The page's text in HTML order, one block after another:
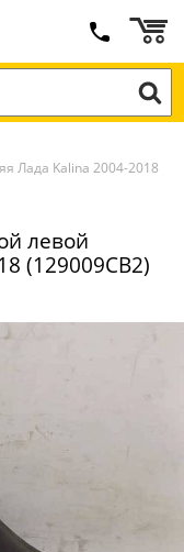
Лада Kalina 2004-2018
левой
(129009СВ2)